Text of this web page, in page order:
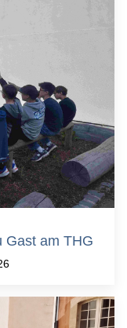
Gast am THG